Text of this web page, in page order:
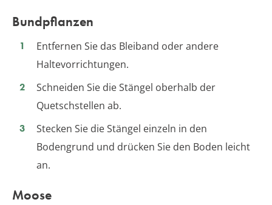
Bundpflanzen
Entfernen Sie das Bleiband oder andere
Haltevorrichtungen.
Schneiden Sie die Stängel oberhalb der
Quetschstellen ab.
Stecken Sie die Stängel einzeln in den
Bodengrund und drücken Sie den Boden leicht
an.
Moose